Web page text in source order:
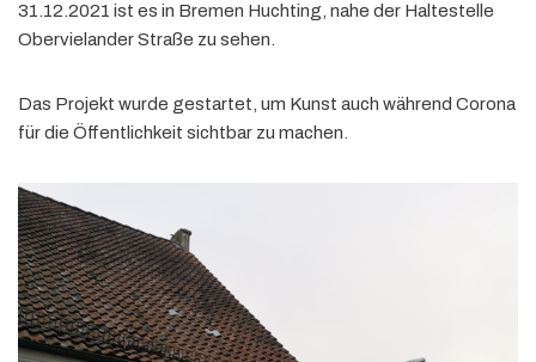
31.12.2021 ist es in Bremen Huchting, nahe der Haltestelle
Obervielander Straße zu sehen.
Das Projekt wurde gestartet, um Kunst auch während Corona
für die Öffentlichkeit sichtbar zu machen.